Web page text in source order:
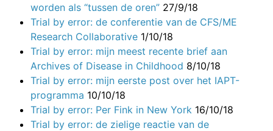
worden als “tussen de oren” 27/9/18
Trial by error: de conferentie van de CFS/ME
Research Collaborative 1/10/18
Trial by error: mijn meest recente brief aan
Archives of Disease in Childhood 8/10/18
Trial by error: mijn eerste post over het IAPT-
programma 10/10/18
Trial by error: Per Fink in New York 16/10/18
Trial by error: de zielige reactie van de